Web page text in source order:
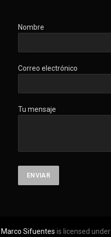
Nombre
Correo electrónico
Tu mensaje
Marco Sifuentes is licensed under